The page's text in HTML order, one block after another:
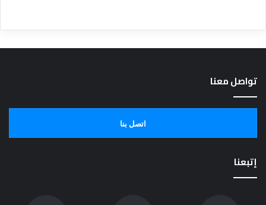
تواصل معنا
اتصل بنا
إتبعنا